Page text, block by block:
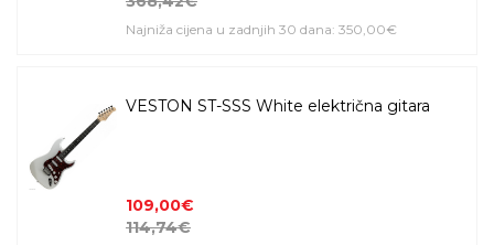
Najniža cijena u zadnjih 30 dana: 350,00€
VESTON ST-SSS White električna gitara
109,00€
114,74€